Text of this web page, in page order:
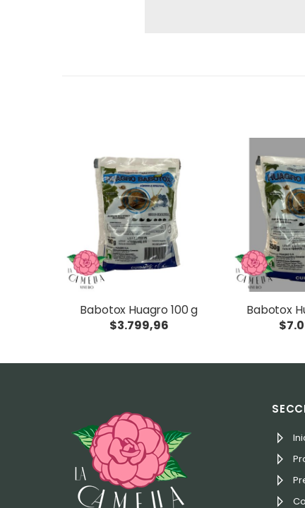
Babotox Huagro 100 g
$3.799,96
Babotox